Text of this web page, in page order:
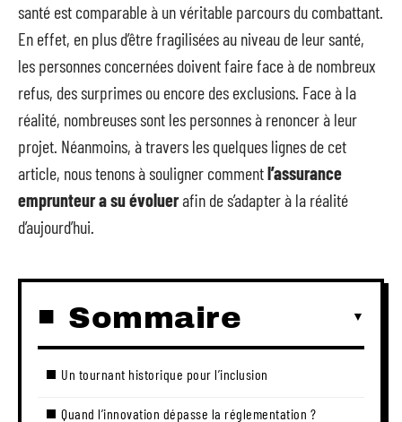
santé est comparable à un véritable parcours du combattant.
En effet, en plus d’être fragilisées au niveau de leur santé,
les personnes concernées doivent faire face à de nombreux
refus, des surprimes ou encore des exclusions. Face à la
réalité, nombreuses sont les personnes à renoncer à leur
projet. Néanmoins, à travers les quelques lignes de cet
article, nous tenons à souligner commentl’assurance
emprunteur a su évoluerafin de s’adapter à la réalité
d’aujourd’hui.
Sommaire
Un tournant historique pour l’inclusion
Quand l’innovation dépasse la réglementation ?